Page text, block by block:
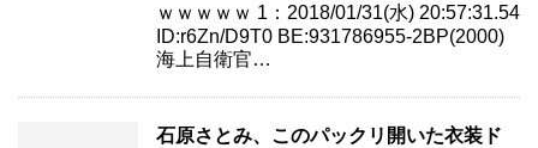
ｗｗｗｗｗ 1：2018/01/31(水) 20:57:31.54
ID:r6Zn/D9T0 BE:931786955-2BP(2000)
海上自衛官…
石原さとみ、このパックリ開いた衣装ド